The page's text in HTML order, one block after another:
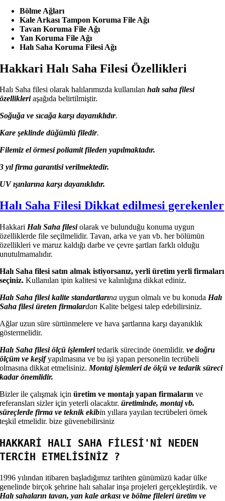
Bölme Ağları
Kale Arkası Tampon Koruma File Ağı
Tavan Koruma File Ağı
Yan Koruma File Ağı
Halı Saha Koruma Filesi Ağı
Hakkari Halı Saha Filesi Özellikleri
Halı Saha filesi olarak halılarımızda kullanılanhalı saha filesi
özellikleriaşağıda belirtilmiştir.
Soğuğa ve sıcağa karşı dayanıklıdır.
Kare şeklinde düğümlü filedir.
Filemiz el örmesi poliamit fileden yapılmaktadır.
3 yıl firma garantisi verilmektedir.
UV ışınlarına karşı dayanıklıdır.
Halı Saha Filesi Dikkat edilmesi gerekenler
Hakkari Halı Saha filesiolarak ve bulunduğu konuma uygun
özelliklerde file seçilmelidir. Tavan, arka ve yan vb. her bölümün
özellikleri ve maruz kaldığı darbe ve çevre şartları farklı olduğu
unutulmamalıdır.
Halı Saha filesi satın almak istiyorsanız, yerli üretim yerli firmaları
seçiniz.Kullanılan ipin kalitesi ve kalınlığına dikkat ediniz.
Halı Saha filesi kalite standartlarına uygun olmalı ve bu konuda Halı
Saha filesi üreten firmalardan Kalite belgesi talep edebilirsiniz.
Ağlar uzun süre sürtünmelere ve hava şartlarına karşı dayanıklık
göstermelidir.
Halı Saha filesi ölçü işlemleritedarik sürecinde önemlidir.ve doğru
ölçüm ve keşifyapılmasına ve bu işi yapan personelin tecrübeli
olmasına dikkat etmelisiniz. Montaj işlemleri de ölçü ve tedarik süreci
kadar önemlidir.
Bizler ile çalışmak içinüretim ve montajı yapan firmaların ve
referansları sizler için yeterli olacaktır.üretiminde, montaj vb.
süreçlerde firma ve teknik ekibin yıllara yayılan tecrübeleri örnek
teşkil etmelidir. bize güvenebilirsiniz
HAKKARİ HALI SAHA FİLESİ'Nİ NEDEN
TERCİH ETMELİSİNİZ ?
1996 yılından itibaren başladığımız tarihten günümüzü kadar ülke
genelinde birçok şehrine halı sahalar inşa projeleri gerçekleştirdik. ve
Halı sahaların tavan, yan kale arkası ve bölme fileleri üretim ve